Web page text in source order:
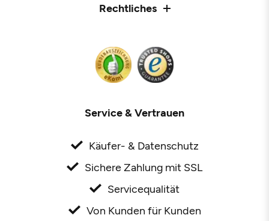
Rechtliches
Service & Vertrauen
Käufer- & Datenschutz
Sichere Zahlung mit SSL
Servicequalität
Von Kunden für Kunden